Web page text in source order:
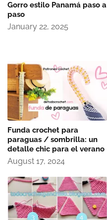
Gorro estilo Panamá paso a
paso
January 22, 2025
Funda crochet para
paraguas / sombrilla: un
detalle chic para el verano
August 17, 2024